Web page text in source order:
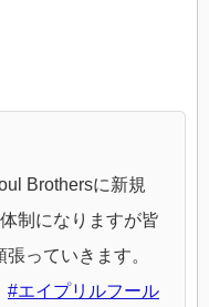
Brothersに新規
制になりますが皆
っていきます。
#エイプリルフール